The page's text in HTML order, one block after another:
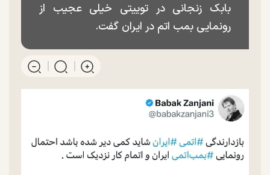
بابک زنجانی در توییتی خیلی عجیب از
رونمایی بمب اتم در ایران گفت.